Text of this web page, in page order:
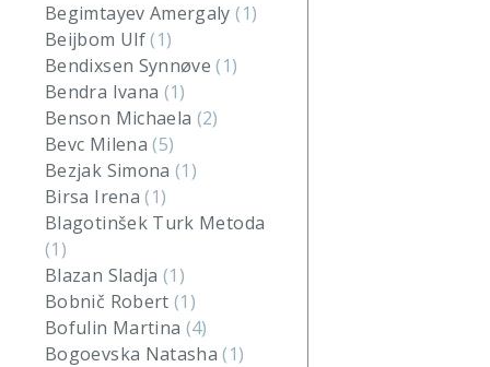
Begimtayev Amergaly(1)
Beijbom Ulf(1)
Bendixsen Synnøve(1)
Bendra Ivana (1)
Benson Michaela (2)
Bevc Milena(5)
Bezjak Simona(1)
Birsa Irena(1)
Blagotinšek Turk Metoda
(1)
Blazan Sladja(1)
Bobnič Robert(1)
Bofulin Martina (4)
Bogoevska Natasha(1)